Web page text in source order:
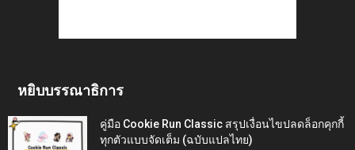
หยิบบรรณาธิการ
คู่มือ Cookie Run Classic สรุปเงื่อนไขปลดล็อกคุกกี้
ทุกตัวแบบจัดเต็ม (ฉบับแปลไทย)